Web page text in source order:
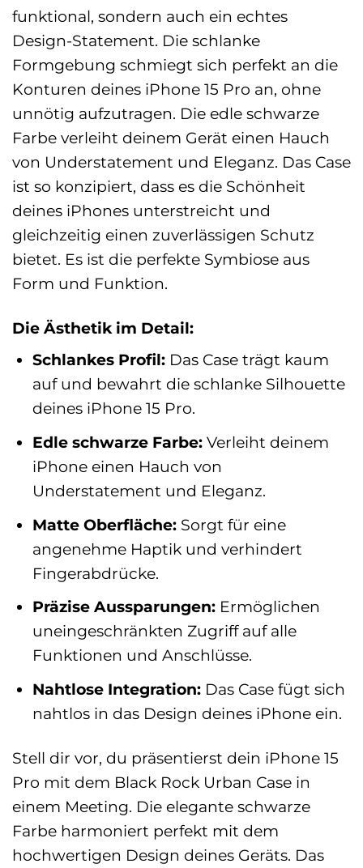
funktional, sondern auch ein echtes
Design-Statement. Die schlanke
Formgebung schmiegt sich perfekt an die
Konturen deines iPhone 15 Pro an, ohne
unnötig aufzutragen. Die edle schwarze
Farbe verleiht deinem Gerät einen Hauch
von Understatement und Eleganz. Das Case
ist so konzipiert, dass es die Schönheit
deines iPhones unterstreicht und
gleichzeitig einen zuverlässigen Schutz
bietet. Es ist die perfekte Symbiose aus
Form und Funktion.
Die Ästhetik im Detail:
Schlankes Profil: Das Case trägt kaum
auf und bewahrt die schlanke Silhouette
deines iPhone 15 Pro.
Edle schwarze Farbe: Verleiht deinem
iPhone einen Hauch von
Understatement und Eleganz.
Matte Oberfläche: Sorgt für eine
angenehme Haptik und verhindert
Fingerabdrücke.
Präzise Aussparungen: Ermöglichen
uneingeschränkten Zugriff auf alle
Funktionen und Anschlüsse.
Nahtlose Integration: Das Case fügt sich
nahtlos in das Design deines iPhone ein.
Stell dir vor, du präsentierst dein iPhone 15
Pro mit dem Black Rock Urban Case in
einem Meeting. Die elegante schwarze
Farbe harmoniert perfekt mit dem
hochwertigen Design deines Geräts. Das